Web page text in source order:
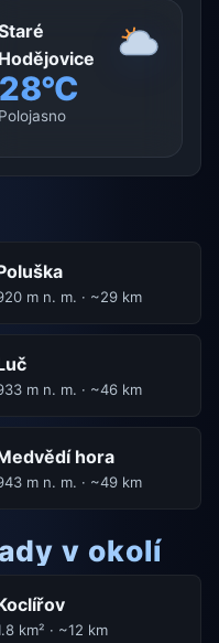
Hodějovice
28°C
Polojasno
m n. m. · ~29 km
m n. m. · ~46 km
hora
m n. m. · ~49 km
v okolí
km² · ~12 km